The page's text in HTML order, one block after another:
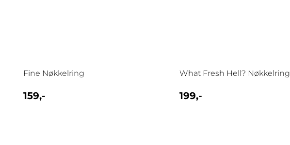
Fine Nøkkelring
159,-
What Fresh Hell? Nøkkelring
199,-